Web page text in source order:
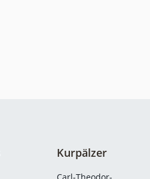
Kurpälzer